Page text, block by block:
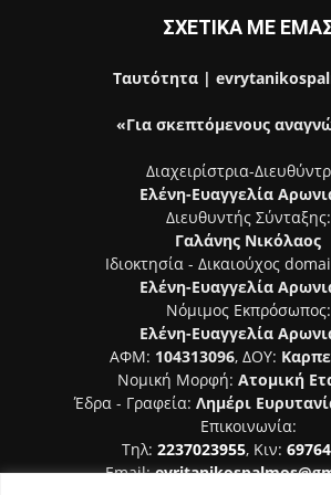
ΣΧΕΤΙΚΑ ΜΕ
Ταυτότητα |
«Για σκεπτόμενους
Διαχειρίστρια-
Ελένη-Ευαγγελία
Διευθυντής Σύνταξης:
Γαλάνης Νικόλαος
Ιδιοκτησία - Δικαιούχος
Ελένη-Ευαγγελία
Νόμιμος Εκπρόσωπος:
Ελένη-Ευαγγελία
ΑΦΜ: 104313096, ΔΟΥ:
Νομική Μορφή: Ατομική
Έδρα - Γραφεία: Λημέρι
Επικοινωνία:
Τηλ: 2237023955, Κιν:
Email: